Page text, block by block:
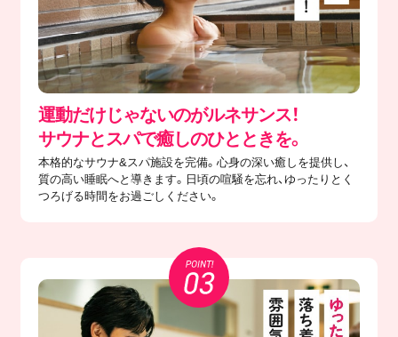
運動だけじゃないのがルネサンス！
サウナとスパで癒しのひとときを。
本格的なサウナ&スパ施設を完備。心身の深い癒しを提供し、
質の高い睡眠へと導きます。日頃の喧騒を忘れ、ゆったりとく
つろげる時間をお過ごしください。